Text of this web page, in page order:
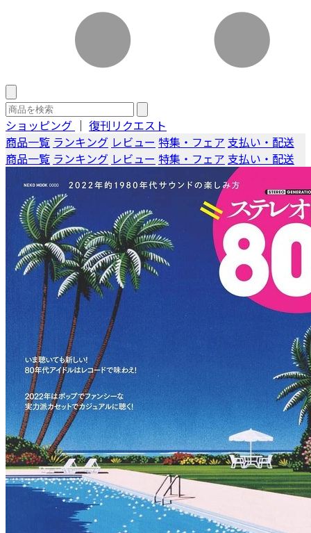
ショッピング ｜ 復刊リクエスト
商品一覧 ランキング レビュー 特集・フェア 支払い・配送
商品一覧 ランキング レビュー 特集・フェア 支払い・配送